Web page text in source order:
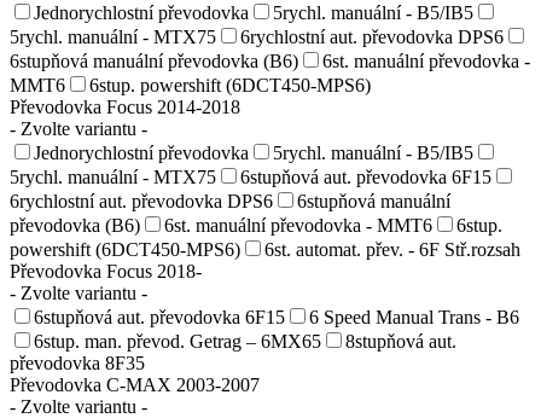
Jednorychlostní převodovka
5rychl. manuální - B5/IB5
5rychl. manuální - MTX75
6rychlostní aut. převodovka DPS6
6stupňová manuální převodovka (B6)
6st. manuální převodovka -
MMT6
6stup. powershift (6DCT450-MPS6)
Převodovka Focus 2014-2018
- Zvolte variantu -
Jednorychlostní převodovka
5rychl. manuální - B5/IB5
5rychl. manuální - MTX75
6stupňová aut. převodovka 6F15
6rychlostní aut. převodovka DPS6
6stupňová manuální
převodovka (B6)
6st. manuální převodovka - MMT6
6stup.
powershift (6DCT450-MPS6)
6st. automat. přev. - 6F Stř.rozsah
Převodovka Focus 2018-
- Zvolte variantu -
6stupňová aut. převodovka 6F15
6 Speed Manual Trans - B6
6stup. man. převod. Getrag – 6MX65
8stupňová aut.
převodovka 8F35
Převodovka C-MAX 2003-2007
- Zvolte variantu -